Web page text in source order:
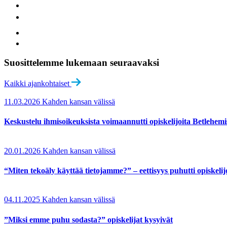
Suosittelemme lukemaan seuraavaksi
Kaikki ajankohtaiset
11.03.2026 Kahden kansan välissä
Keskustelu ihmisoikeuksista voimaannutti opiskelijoita
20.01.2026 Kahden kansan välissä
“Miten tekoäly käyttää tietojamme?” – eettisyys puhutti
04.11.2025 Kahden kansan välissä
”Miksi emme puhu sodasta?” opiskelijat kysyivät